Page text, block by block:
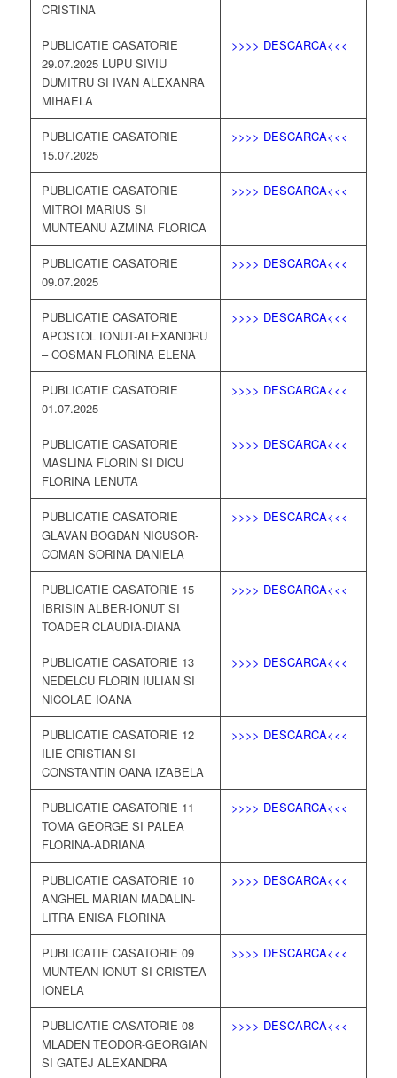
CRISTINA
PUBLICATIE CASATORIE
29.07.2025 LUPU SIVIU
DUMITRU SI IVAN ALEXANRA
MIHAELA
>>>> DESCARCA<<<
PUBLICATIE CASATORIE
15.07.2025
>>>> DESCARCA<<<
PUBLICATIE CASATORIE
MITROI MARIUS SI
MUNTEANU AZMINA FLORICA
>>>> DESCARCA<<<
PUBLICATIE CASATORIE
09.07.2025
>>>> DESCARCA<<<
PUBLICATIE CASATORIE
APOSTOL IONUT-ALEXANDRU
– COSMAN FLORINA ELENA
>>>> DESCARCA<<<
PUBLICATIE CASATORIE
01.07.2025
>>>> DESCARCA<<<
PUBLICATIE CASATORIE
MASLINA FLORIN SI DICU
FLORINA LENUTA
>>>> DESCARCA<<<
PUBLICATIE CASATORIE
GLAVAN BOGDAN NICUSOR-
COMAN SORINA DANIELA
>>>> DESCARCA<<<
PUBLICATIE CASATORIE 15
IBRISIN ALBER-IONUT SI
TOADER CLAUDIA-DIANA
>>>> DESCARCA<<<
PUBLICATIE CASATORIE 13
NEDELCU FLORIN IULIAN SI
NICOLAE IOANA
>>>> DESCARCA<<<
PUBLICATIE CASATORIE 12
ILIE CRISTIAN SI
CONSTANTIN OANA IZABELA
>>>> DESCARCA<<<
PUBLICATIE CASATORIE 11
TOMA GEORGE SI PALEA
FLORINA-ADRIANA
>>>> DESCARCA<<<
PUBLICATIE CASATORIE 10
ANGHEL MARIAN MADALIN-
LITRA ENISA FLORINA
>>>> DESCARCA<<<
PUBLICATIE CASATORIE 09
MUNTEAN IONUT SI CRISTEA
IONELA
>>>> DESCARCA<<<
PUBLICATIE CASATORIE 08
MLADEN TEODOR-GEORGIAN
SI GATEJ ALEXANDRA
>>>> DESCARCA<<<